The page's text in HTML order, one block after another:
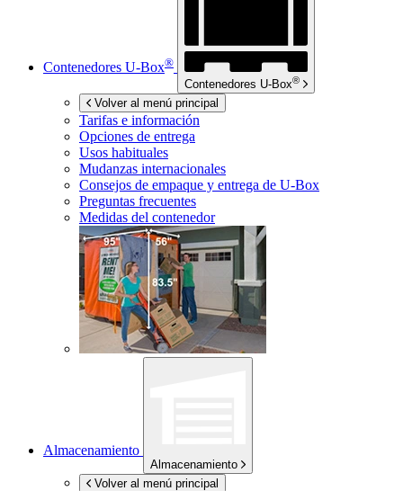
Contenedores U-Box®
Contenedores U-Box®
Volver al menú principal
Tarifas e información
Opciones de entrega
Usos habituales
Mudanzas internacionales
Consejos de empaque y entrega de U-Box
Preguntas frecuentes
Medidas del contenedor
Almacenamiento
Almacenamiento
Volver al menú principal